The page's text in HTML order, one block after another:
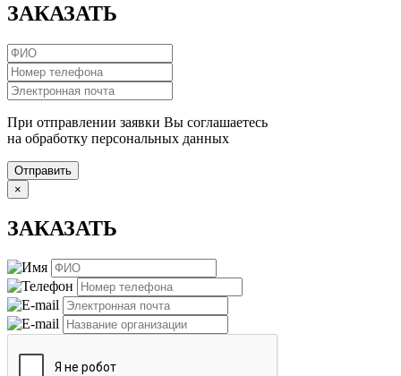
ЗАКАЗАТЬ
При отправлении заявки Вы соглашаетесь
на обработку персональных данных
Отправить
×
ЗАКАЗАТЬ